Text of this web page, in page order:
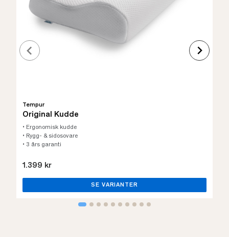
Tempur
Original Kudde
• Ergonomisk kudde
• Rygg- & sidosovare
• 3 års garanti
1.399 kr
SE VARIANTER